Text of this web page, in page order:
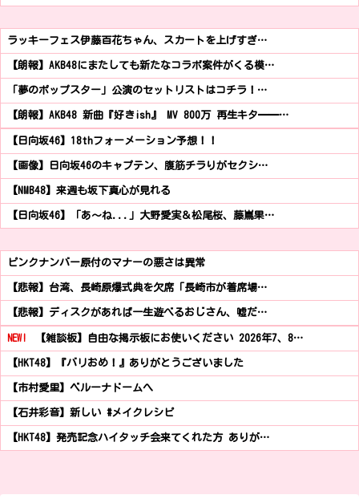
ラッキーフェス伊藤百花ちゃん、スカートを上げすぎ…
【朗報】AKB48にまたしても新たなコラボ案件がくる模…
「夢のポップスター」公演のセットリストはコチラ！…
【朗報】AKB48 新曲『好きish』 MV 800万 再生キタ━━…
【日向坂46】18thフォーメーション予想！！
【画像】日向坂46のキャプテン、腹筋チラりがセクシ…
【NMB48】来週も坂下真心が見れる
【日向坂46】「あ～ね...」大野愛実＆松尾桜、藤嶌果…
ピンクナンバー原付のマナーの悪さは異常
【悲報】台湾、長崎原爆式典を欠席「長崎市が着席場…
【悲報】ディスクがあれば一生遊べるおじさん、嘘だ…
NEW! 【雑談板】自由な掲示板にお使いください 2026年7、8…
【HKT48】『バリおめ！』ありがとうございました
【市村愛里】ベルーナドームへ
【石井彩音】新しい #メイクレシピ
【HKT48】発売記念ハイタッチ会来てくれた方 ありが…